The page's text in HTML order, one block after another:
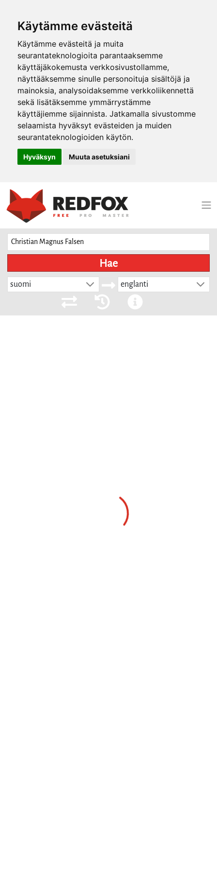
Käytämme evästeitä
Käytämme evästeitä ja muita
seurantateknologioita parantaaksemme
käyttäjäkokemusta verkkosivustollamme,
näyttääksemme sinulle personoituja sisältöjä ja
mainoksia, analysoidaksemme verkkoliikennettä
sekä lisätäksemme ymmärrystämme
käyttäjiemme sijainnista. Jatkamalla sivustomme
selaamista hyväksyt evästeiden ja muiden
seurantateknologioiden käytön.
Hyväksyn Muuta asetuksiani
Hae
suomi englanti